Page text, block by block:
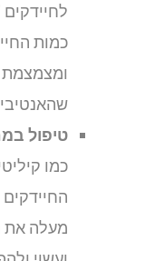
לחיידקים
כמות
ומצמצמת את
טיפול
כמו קיליטיס
החיידקים
מעלה את